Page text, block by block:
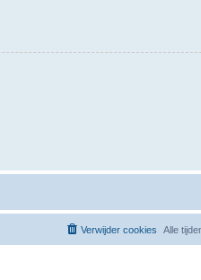
Alle
Verwijder cookies